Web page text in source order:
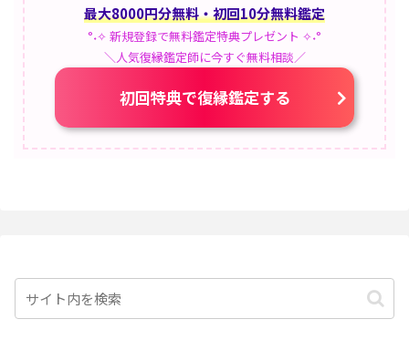
最大8000円分無料・初回10分無料鑑定
°˖✧ 新規登録で無料鑑定特典プレゼント ✧˖°
＼人気復縁鑑定師に今すぐ無料相談／
初回特典で復縁鑑定する